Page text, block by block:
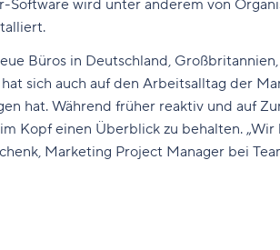
Software wird unter anderem von
Büros in Deutschland,
sich auch auf den Arbeitsalltag der
hat. Während früher reaktiv und auf
Kopf einen Überblick zu behalten. „Wir
Marketing Project Manager bei